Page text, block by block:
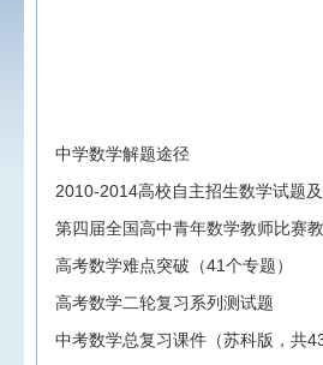
中学数学解题途径
2010-2014高校自主招生数学试题
第四届全国高中青年数学教师比赛
高考数学难点突破（41个专题）
高考数学二轮复习系列测试题
中考数学总复习课件（苏科版，共43